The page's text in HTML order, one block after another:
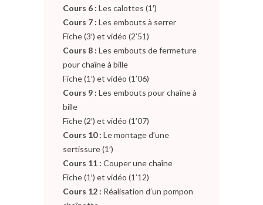
Cours 6 :Les calottes (1′)
Cours 7 : Les embouts à serrer
Fiche (3′) et vidéo (2’51)
Cours 8 : Les embouts de fermeture
pour chaîne à bille
Fiche (1′) et vidéo (1’06)
Cours 9 : Les embouts pour chaîne à
bille
Fiche (2′) et vidéo (1’07)
Cours 10 : Le montage d’une
sertissure (1′)
Cours 11 : Couper une chaîne
Fiche (1′) et vidéo (1’12)
Cours 12 : Réalisation d’un pompon